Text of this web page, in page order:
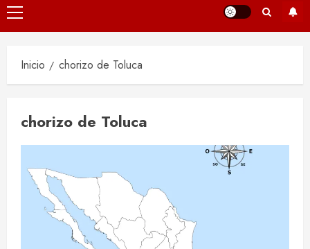
Menú
principal
Inicio chorizo de Toluca
chorizo de Toluca